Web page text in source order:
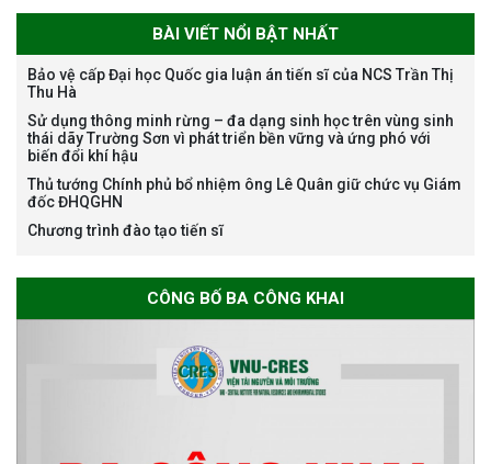
bổng Nagao tại Việt Nam năm
học 2026-2027
Thông báo về việc họp Tiểu
sơ chuyên môn cho các thí sinh
Thông báo danh sách thí sinh
BÀI VIẾT NỔI BẬT NHẤT
Bảo vệ cấp Đại học Quốc gia luận án tiến sĩ của NCS Trần Thị
Thu Hà
Sử dụng thông minh rừng – đa dạng sinh học trên vùng sinh
thái dãy Trường Sơn vì phát triển bền vững và ứng phó với
biến đổi khí hậu
Thủ tướng Chính phủ bổ nhiệm ông Lê Quân giữ chức vụ Giám
đốc ĐHQGHN
Chương trình đào tạo tiến sĩ
CÔNG BỐ BA CÔNG KHAI